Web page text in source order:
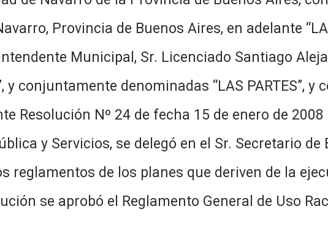
Provincia de Buenos Aires, en adelante
Municipal, Sr. Licenciado Santiago
y conjuntamente denominadas “LAS
Resolución Nº 24 de fecha 15 de enero de
y Servicios, se delegó en el Sr. Secretario
reglamentos de los planes que deriven de la
se aprobó el Reglamento General de Uso